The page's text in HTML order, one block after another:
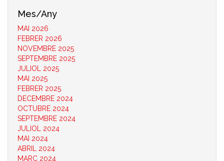
Mes/Any
MAI 2026
FEBRER 2026
NOVEMBRE 2025
SEPTEMBRE 2025
JULIOL 2025
MAI 2025
FEBRER 2025
DECEMBRE 2024
OCTUBRE 2024
SEPTEMBRE 2024
JULIOL 2024
MAI 2024
ABRIL 2024
MARÇ 2024